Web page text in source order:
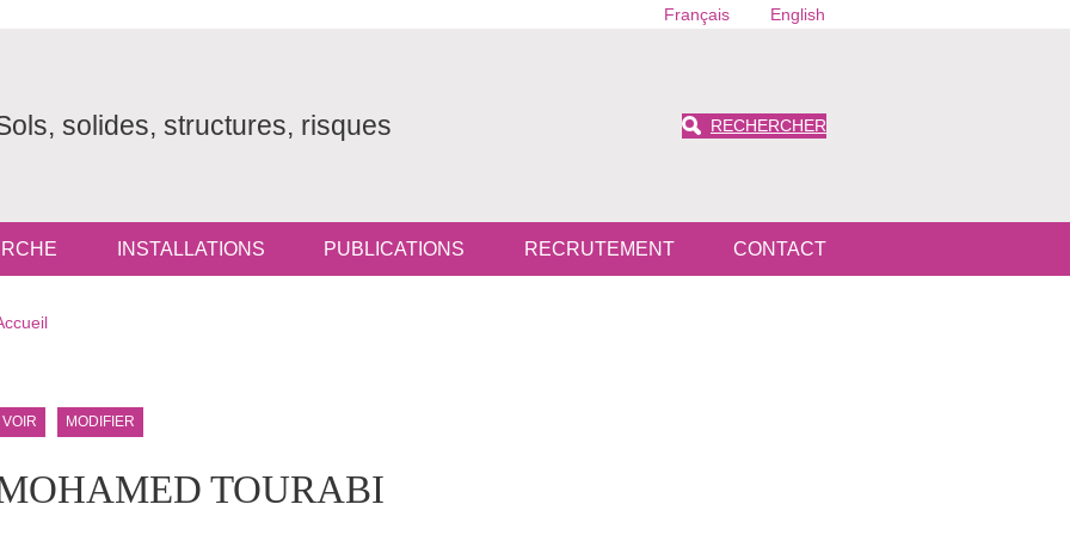
Français English
solides, structures, risques RECHERCHER
INSTALLATIONS PUBLICATIONS RECRUTEMENT CONTACT
d'Ariane
Sidebar (users/bibcite)
principaux
VOIR MODIFIER
TOURABI